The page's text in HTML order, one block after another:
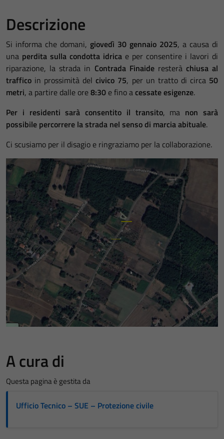
Descrizione
Si informa che domani, giovedì 30 gennaio 2025, a causa di
una perdita sulla condotta idrica e per consentire i lavori di
riparazione, la strada in Contrada Finaideresterà chiusa al
traffico in prossimità delcivico 75, per un tratto di circa 50
metri, a partire dalle ore8:30 e fino acessate esigenze.
Per i residenti sarà consentito il transito, ma non sarà
possibile percorrere la strada nel senso di marcia abituale.
Ci scusiamo per il disagio e ringraziamo per la collaborazione.
A cura di
Questa pagina è gestita da
Ufficio Tecnico – SUE – Protezione civile